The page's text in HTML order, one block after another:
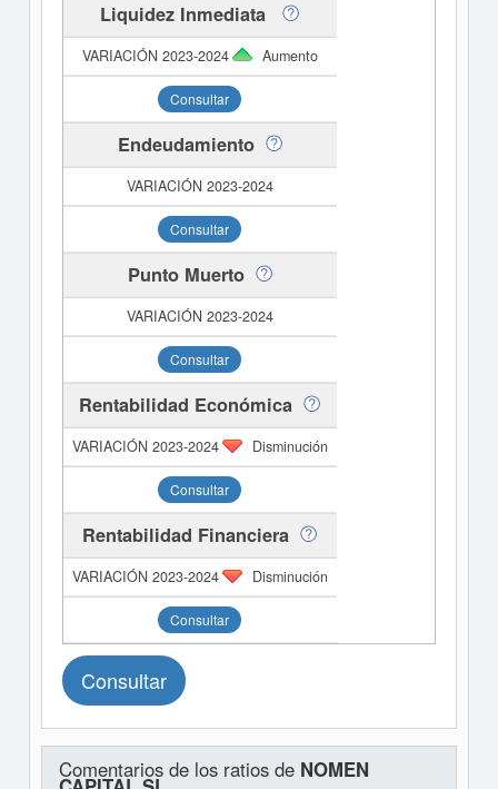
Liquidez Inmediata
Aumento
Consultar
Endeudamiento
Consultar
Punto Muerto
Consultar
Rentabilidad Económica
Disminución
Consultar
Rentabilidad Financiera
Disminución
Consultar
Consultar
Comentarios de los ratios de NOMEN